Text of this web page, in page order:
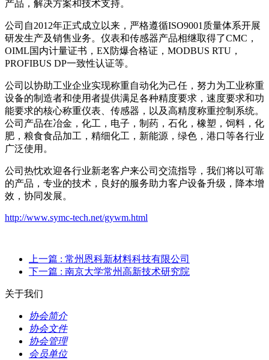
产品，解决方案和技术支持。
公司自2012年正式成立以来，严格遵循ISO9001质量体系开展
研发生产及销售业务。仪表和传感器产品相继取得了CMC，
OIML国内计量证书，EX防爆合格证，MODBUS RTU，
PROFIBUS DP一致性认证等。
公司以协助工业企业实现称重自动化为己任，努力为工业称重
设备的制造者和使用者提供满足各种精度要求，速度要求和功
能要求的核心称重仪表、传感器，以及高精度称重控制系统。
公司产品在冶金，化工，电子，制药，石化，橡塑，饲料，化
肥，粮食食品加工，精细化工，新能源，绿色，港口等各行业
广泛使用。
公司热忱欢迎各行业新老客户来公司交流指导，我们将以可靠
的产品，专业的技术，良好的服务助力客户设备升级，降本增
效，协同发展。
http://www.symc-tech.net/gywm.html
上一篇 : 常州恩科新材料科技有限公司
下一篇 : 南京大学常州高新技术研究院
关于我们
协会简介
协会文件
协会管理
会员单位